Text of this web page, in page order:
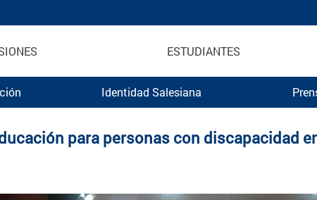
ESTUDIANTES
Identidad Salesiana
Politécnica Salesiana
para personas con discapacidad